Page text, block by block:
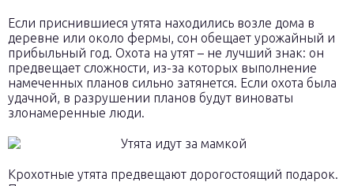
Если приснившиеся утята находились возле дома в
деревне или около фермы, сон обещает урожайный и
прибыльный год. Охота на утят – не лучший знак: он
предвещает сложности, из-за которых выполнение
намеченных планов сильно затянется. Если охота была
удачной, в разрушении планов будут виноваты
злонамеренные люди.
Крохотные утята предвещают дорогостоящий подарок.